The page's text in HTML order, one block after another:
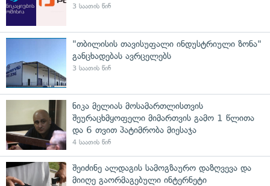
3 საათის წინ
"თბილისის თავისუფალი ინდუსტრიული ზონა"
განცხადებას ავრცელებს
3 საათის წინ
ნიკა მელიას მოსამართლისთვის
შეურაცხმყოფელი მიმართვის გამო 1 წლითა
და 6 თვით პატიმრობა მიესაჯა
4 საათის წინ
შეიძინე ალდაგის სამოგზაურო დაზღვევა და
მიიღე გაორმაგებული ინტერნეტი